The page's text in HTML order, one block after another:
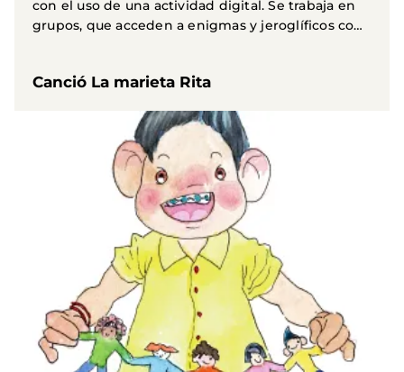
con el uso de una actividad digital. Se trabaja en
grupos, que acceden a enigmas y jeroglíficos con
Canció La marieta Rita